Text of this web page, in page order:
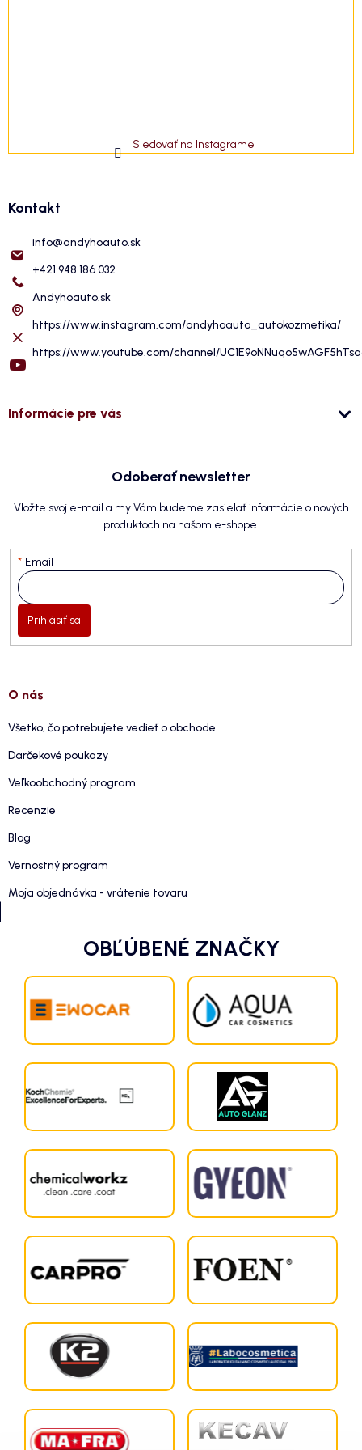
Sledovať na Instagrame
Kontakt
info@andyhoauto.sk
+421 948 186 032
Andyhoauto.sk
https://www.instagram.com/andyhoauto_autokozmetika/
https://www.youtube.com/channel/
Informácie pre vás
Odoberať newsletter
Vložte svoj e-mail a my Vám budeme zasielať informácie o nových
produktoch na našom e-shope.
Email
Prihlásiť sa
O nás
Všetko, čo potrebujete vedieť o obchode
Darčekové poukazy
Veľkoobchodný program
Recenzie
Blog
Vernostný program
Moja objednávka - vrátenie tovaru
OBĽÚBENÉ ZNAČKY